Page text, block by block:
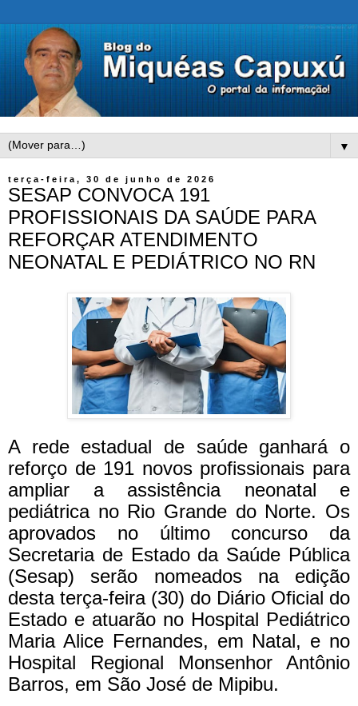
▼
terça-feira, 30 de junho de 2026
SESAP CONVOCA 191
PROFISSIONAIS DA SAÚDE PARA
REFORÇAR ATENDIMENTO
NEONATAL E PEDIÁTRICO NO RN
A rede estadual de saúde ganhará o
reforço de 191 novos profissionais para
ampliar a assistência neonatal e
pediátrica no Rio Grande do Norte. Os
aprovados no último concurso da
Secretaria de Estado da Saúde Pública
(Sesap) serão nomeados na edição
desta terça-feira (30) do Diário Oficial do
Estado e atuarão no Hospital Pediátrico
Maria Alice Fernandes, em Natal, e no
Hospital Regional Monsenhor Antônio
Barros, em São José de Mipibu.